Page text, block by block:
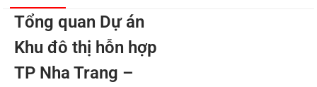
Tổng quan Dự án
Khu đô thị hỗn hợp
TP Nha Trang –